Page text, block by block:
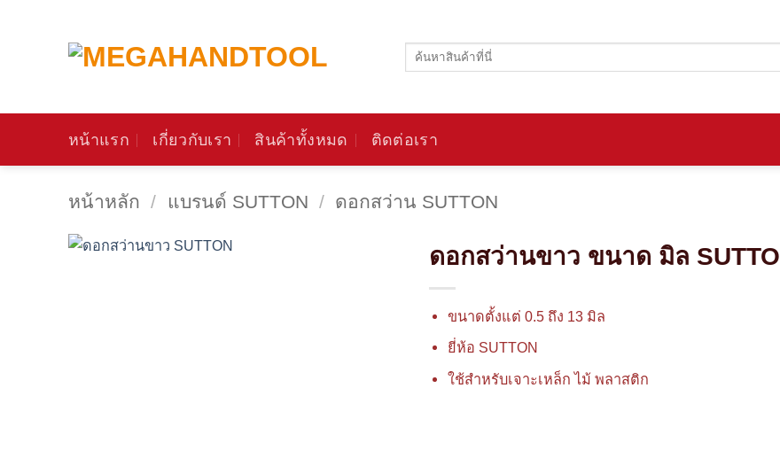
ค้นหา:
หน้าแรก เกี่ยวกับเรา สินค้าทั้งหมด ติดต่อเรา
หน้าหลัก / แบรนด์ SUTTON / ดอกสว่าน SUTTON
ดอกสว่านขาว ขนาด มิล
ขนาดตั้งแต่ 0.5 ถึง 13 มิล
ยี่ห้อ SUTTON
ใช้สำหรับเจาะเหล็ก ไม้ พลาสติก